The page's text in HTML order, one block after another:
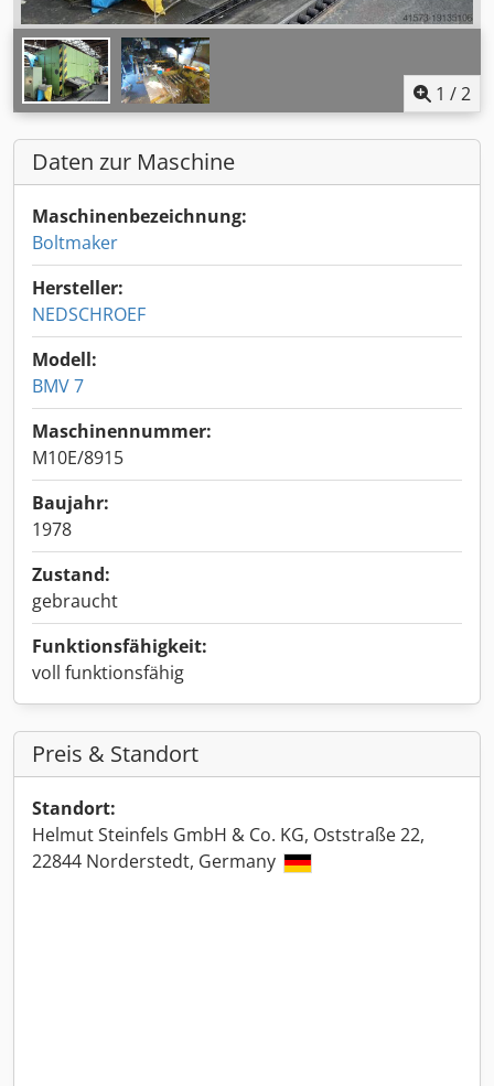
1 /2
Daten zur Maschine
Maschinenbezeichnung:
Boltmaker
Hersteller:
NEDSCHROEF
Modell:
BMV 7
Maschinennummer:
M10E/8915
Baujahr:
1978
Zustand:
gebraucht
Funktionsfähigkeit:
voll funktionsfähig
Preis & Standort
Standort:
Helmut Steinfels GmbH & Co. KG, Oststraße 22,
22844 Norderstedt, Germany